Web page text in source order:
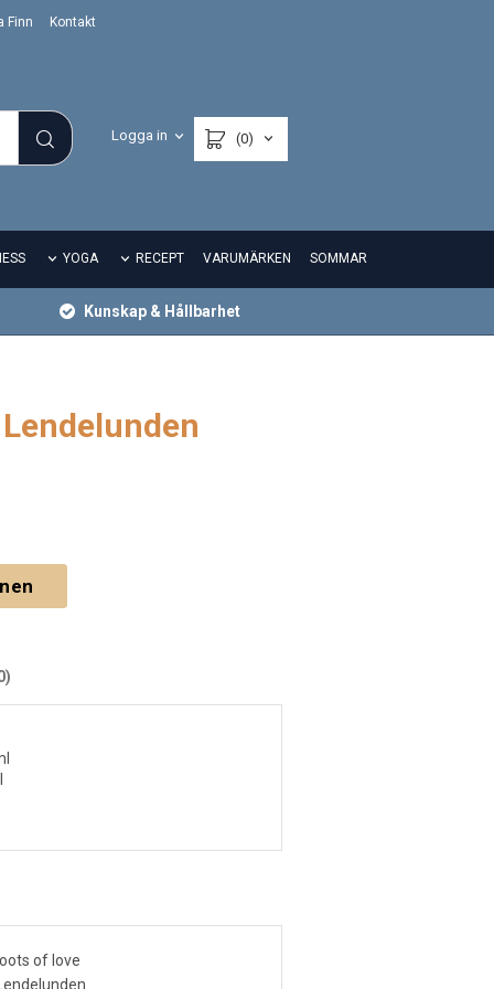
Finn Kontakt
Logga in (0)
YOGA RECEPT VARUMÄRKEN SOMMAR
Kunskap & Hållbarhet
of love